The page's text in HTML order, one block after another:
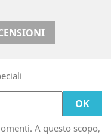
A questo scopo,